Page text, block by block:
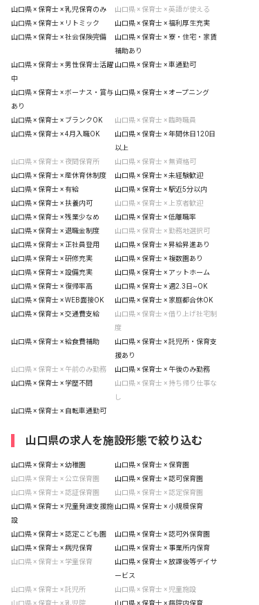
山口県 × 保育士 × 乳児保育のみ
山口県 × 保育士 × 英語が使える
山口県 × 保育士 × リトミック
山口県 × 保育士 × 福利厚生充実
山口県 × 保育士 × 社会保険完備
山口県 × 保育士 × 寮・住宅・家賃
補助あり
山口県 × 保育士 × 男性保育士活躍
中
山口県 × 保育士 × 車通勤可
山口県 × 保育士 × ボーナス・賞与
あり
山口県 × 保育士 × オープニング
山口県 × 保育士 × ブランクOK
山口県 × 保育士 × 臨時職員
山口県 × 保育士 × 4月入職OK
山口県 × 保育士 × 年間休日120日
以上
山口県 × 保育士 × 夜間保育所
山口県 × 保育士 × 無資格可
山口県 × 保育士 × 産休育休制度
山口県 × 保育士 × 未経験歓迎
山口県 × 保育士 × 有給
山口県 × 保育士 × 駅近5分以内
山口県 × 保育士 × 扶養内可
山口県 × 保育士 × 上京者歓迎
山口県 × 保育士 × 残業少なめ
山口県 × 保育士 × 低離職率
山口県 × 保育士 × 退職金制度
山口県 × 保育士 × 勤務地選択可
山口県 × 保育士 × 正社員登用
山口県 × 保育士 × 昇給昇進あり
山口県 × 保育士 × 研修充実
山口県 × 保育士 × 複数園あり
山口県 × 保育士 × 設備充実
山口県 × 保育士 × アットホーム
山口県 × 保育士 × 復帰率高
山口県 × 保育士 × 週2.3日~OK
山口県 × 保育士 × WEB面接OK
山口県 × 保育士 × 家庭都合休OK
山口県 × 保育士 × 交通費支給
山口県 × 保育士 × 借り上げ社宅制
度
山口県 × 保育士 × 給食費補助
山口県 × 保育士 × 託児所・保育支
援あり
山口県 × 保育士 × 午前のみ勤務
山口県 × 保育士 × 午後のみ勤務
山口県 × 保育士 × 学歴不問
山口県 × 保育士 × 持ち帰り仕事な
し
山口県 × 保育士 × 自転車通勤可
山口県の求人を施設形態で絞り込む
山口県 × 保育士 × 幼稚園
山口県 × 保育士 × 保育園
山口県 × 保育士 × 公立保育園
山口県 × 保育士 × 認可保育園
山口県 × 保育士 × 認証保育園
山口県 × 保育士 × 認定保育園
山口県 × 保育士 × 児童発達支援施
設
山口県 × 保育士 × 小規模保育
山口県 × 保育士 × 認定こども園
山口県 × 保育士 × 認可外保育園
山口県 × 保育士 × 病児保育
山口県 × 保育士 × 事業所内保育
山口県 × 保育士 × 学童保育
山口県 × 保育士 × 放課後等デイサ
ービス
山口県 × 保育士 × 託児所
山口県 × 保育士 × 児童施設
山口県 × 保育士 × 乳児院
山口県 × 保育士 × 病院内保育